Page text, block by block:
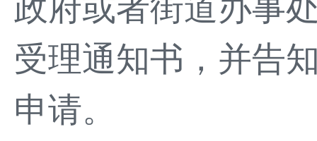
政府或者街道办事
受理通知书，并告
申请。